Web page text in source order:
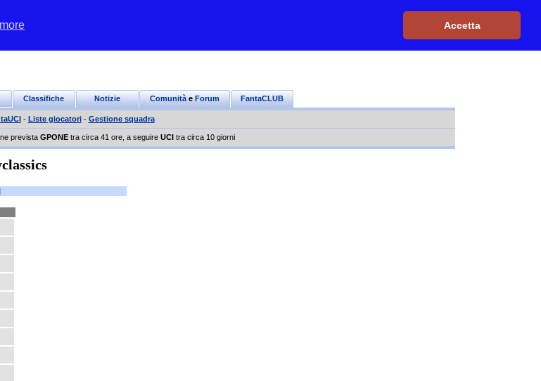
Accetta
Contattaci|Login|
Classifiche Notizie Comunitàe Forum FantaCLUB
- Liste giocatori- Gestione squadra
prevista GPONE tra circa 41 ore, a seguire UCI tra circa 10 giorni